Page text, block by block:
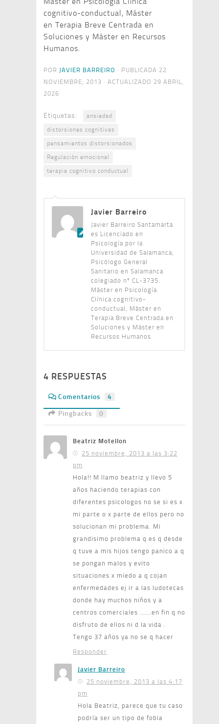
cognitivo-conductual, Máster
en Terapia Breve Centrada en
Soluciones y Máster en Recursos
Humanos.
POR JAVIER BARREIRO · PUBLICADA 22
NOVIEMBRE, 2013 · ACTUALIZADO 29 ABRIL,
2026
Etiquetas:
ansiedad
distorsiones cognitivas
pensamientos distorsionados
Regulación emocional
terapia cognitivo conductual
Javier Barreiro
Javier Barreiro Santamarta
es Licenciado en
Psicología por la
Universidad de Salamanca,
Psicólogo General
Sanitario en Salamanca
colegiado nº CL-3735.
Máster en Psicología
Clínica cognitivo-
conductual, Máster en
Terapia Breve Centrada en
Soluciones y Máster en
Recursos Humanos.
4 RESPUESTAS
Comentarios
4
Pingbacks
0
Beatriz Motellon
25 noviembre, 2013 a las 3:22
pm
Hola!! M llamo beatriz y llevo 5
años haciendo terapias con
diferentes psicologos no se si es x
mi parte o x parte de ellos pero no
solucionan mi problema. Mi
grandisimo problema q es q desde
q tuve a mis hijos tengo panico a q
se pongan malos y evito
situaciones x miedo a q cojan
enfermedades ej ir a las ludotecas
donde hay muchos niños y a
centros comerciales …….en fin q no
disfruto de ellos ni d la vida .
Tengo 37 años ya no se q hacer
Responder
Javier Barreiro
25 noviembre, 2013 a las 4:17
pm
Hola Beatriz, parece que tu caso
podría ser un tipo de fobia